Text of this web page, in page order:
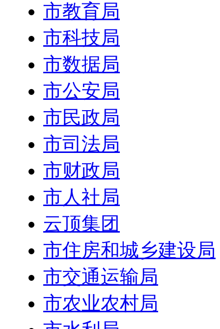
市教育局
市科技局
市数据局
市公安局
市民政局
市司法局
市财政局
市人社局
云顶集团
市住房和城乡建设局
市交通运输局
市农业农村局